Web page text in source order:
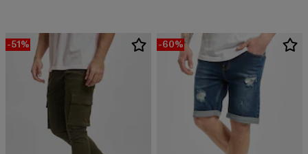
-51% -60%